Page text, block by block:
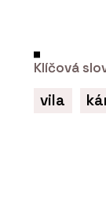
Klíčová
vila